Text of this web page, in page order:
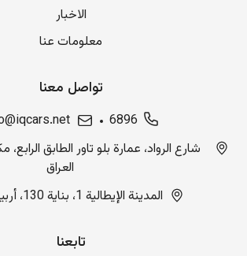
الاخبار
معلومات عنا
تواصل معنا
6896
العراق
المدينة الإيطالية 1، بناية 130، أربيل، العراق
تابعنا